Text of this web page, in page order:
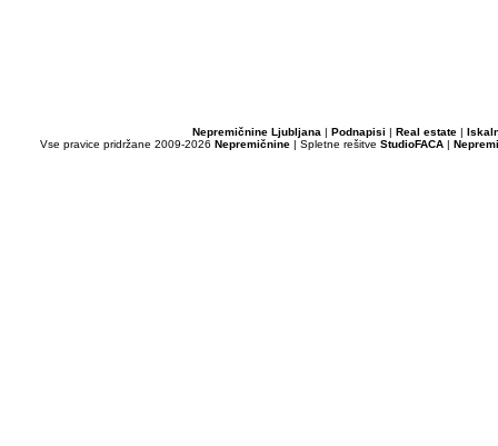
Nepremičnine Ljubljana| Podnapisi Real estate|
Vse pravice pridržane 2009-2026 Nepremičnine | Spletne rešitve StudioFACA